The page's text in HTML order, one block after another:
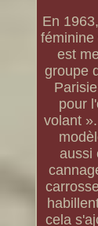
En
féminine
est
groupe
pour
volant
aussi
cela